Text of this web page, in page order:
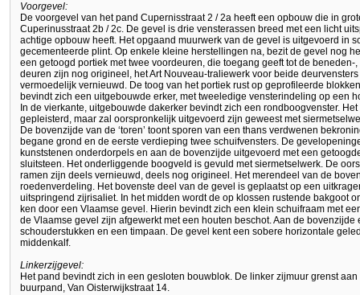
Voorgevel:
De voorgevel van het pand Cupernisstraat 2 / 2a heeft een opbouw die in
Cuperinusstraat 2b / 2c. De gevel is drie vensterassen breed met een licht
achtige opbouw heeft. Het opgaand muurwerk van de gevel is uitgevoerd in
gecementeerde plint. Op enkele kleine herstellingen na, bezit de gevel nog
een getoogd portiek met twee voordeuren, die toegang geeft tot de
deuren zijn nog origineel, het Art Nouveau-traliewerk voor beide
vermoedelijk vernieuwd. De toog van het portiek rust op geprofileerde
bevindt zich een uitgebouwde erker, met tweeledige vensterindeling op een
In de vierkante, uitgebouwde dakerker bevindt zich een rondboogvenster.
gepleisterd, maar zal oorspronkelijk uitgevoerd zijn geweest met
De bovenzijde van de ‘toren’ toont sporen van een thans verdwenen
begane grond en de eerste verdieping twee schuifvensters. De
kunststenen onderdorpels en aan de bovenzijde uitgevoerd met een
sluitsteen. Het onderliggende boogveld is gevuld met siermetselwerk. De
ramen zijn deels vernieuwd, deels nog origineel. Het merendeel van de
roedenverdeling. Het bovenste deel van de gevel is geplaatst op een
uitspringend zijrisaliet. In het midden wordt de op klossen rustende bakgoot
ken door een Vlaamse gevel. Hierin bevindt zich een klein schuifraam met
de Vlaamse gevel zijn afgewerkt met een houten beschot. Aan de
schouderstukken en een timpaan. De gevel kent een sobere horizontale
middenkalf.
Linkerzijgevel:
Het pand bevindt zich in een gesloten bouwblok. De linker zijmuur grenst
buurpand, Van Oisterwijkstraat 14.